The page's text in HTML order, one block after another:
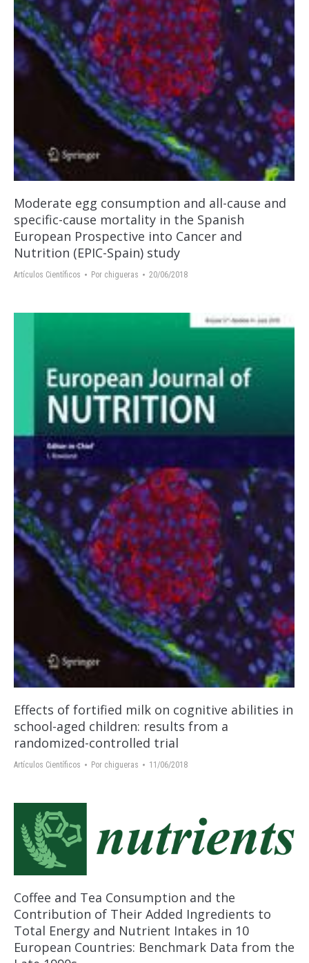
Moderate egg consumption and all-cause and
specific-cause mortality in the Spanish
European Prospective into Cancer and
Nutrition (EPIC-Spain) study
Artículos Científicos Por chigueras 20/06/2018
Еffects of fortified milk on cognitive abilities in
school-aged children: results from a
randomized-controlled trial
Artículos Científicos Por chigueras 11/06/2018
Coffee and Tea Consumption and the
Contribution of Their Added Ingredients to
Total Energy and Nutrient Intakes in 10
European Countries: Benchmark Data from the